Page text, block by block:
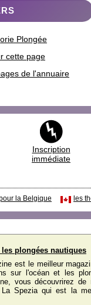
Plongée
cette page
de l'annuaire
Inscription
immédiate
la Belgique les
les plongées nautiques
est le meilleur
sur l'océan et les
vous découvrirez de
Spezia qui est la